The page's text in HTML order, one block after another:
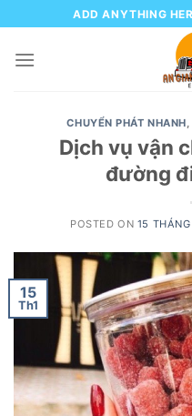
to
content
ADD ANYTHING
CHUYỂN PHÁT NHANH
Dịch vụ vận
đường
POSTED ON 15
15
Th1